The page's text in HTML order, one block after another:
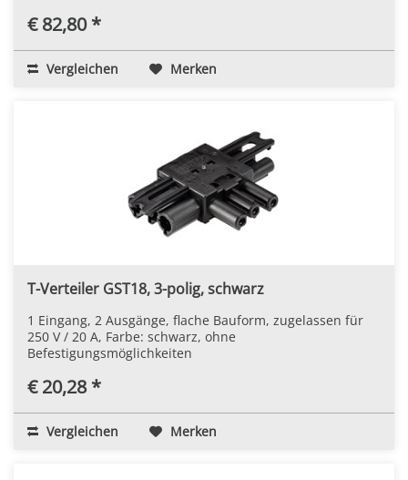
€ 82,80 *
Vergleichen Merken
T-Verteiler GST18, 3-polig, schwarz
1 Eingang, 2 Ausgänge, flache Bauform, zugelassen für
250 V / 20 A, Farbe: schwarz, ohne
Befestigungsmöglichkeiten
€ 20,28 *
Vergleichen Merken